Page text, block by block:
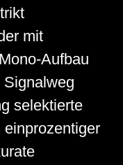
mit
Aufbau
selektierte